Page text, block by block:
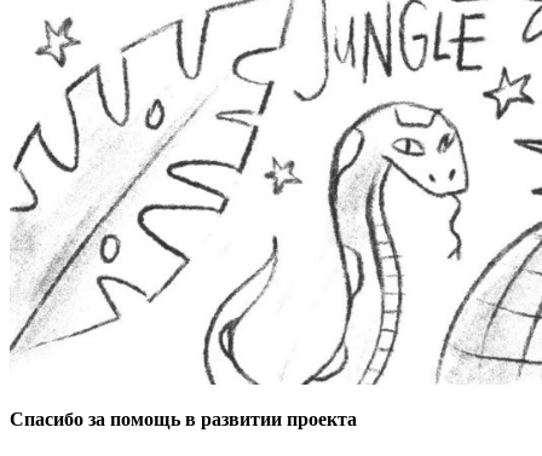
Спасибо за помощь в развитии проекта